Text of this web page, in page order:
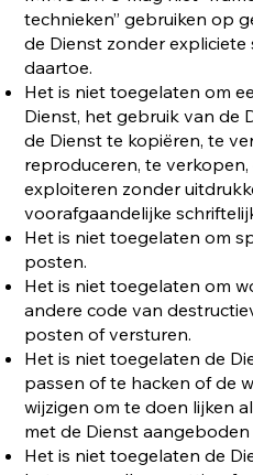
technieken” gebruiken op
de Dienst zonder
daartoe.
Het is niet toegelaten om
Dienst, het gebruik van de
de Dienst te kopiëren, te
reproduceren, te
exploiteren zonder
voorafgaandelijke
Het is niet toegelaten om
posten.
Het is niet toegelaten om
andere code van
posten of versturen.
Het is niet toegelaten de
passen of te hacken of de
wijzigen om te doen lijken
met de Dienst
Het is niet toegelaten de